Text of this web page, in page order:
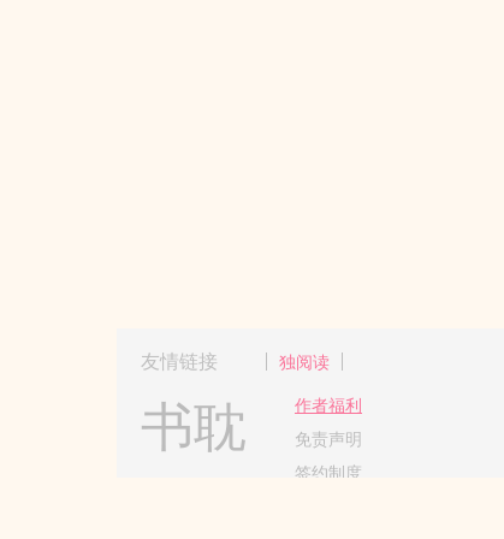
友情链接 独阅读
书耽
作者福利
免责声明
签约制度